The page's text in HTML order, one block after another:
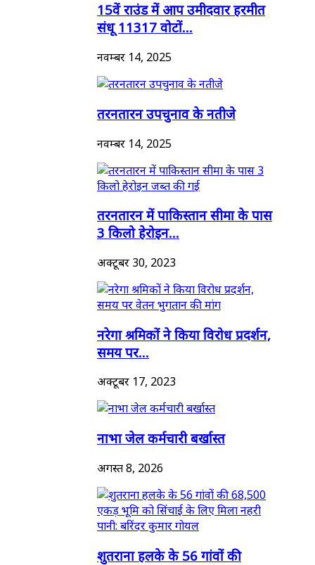
15वें राउंड में आप उमीदवार हरमीत
संधू 11317 वोटों...
नवम्बर 14, 2025
तरनतारन उपचुनाव के नतीजे
नवम्बर 14, 2025
तरनतारन में पाकिस्तान सीमा के पास
3 किलो हेरोइन...
अक्टूबर 30, 2023
नरेगा श्रमिकों ने किया विरोध प्रदर्शन,
समय पर...
अक्टूबर 17, 2023
नाभा जेल कर्मचारी बर्खास्त
अगस्त 8, 2026
शुतराना हलके के 56 गांवों की